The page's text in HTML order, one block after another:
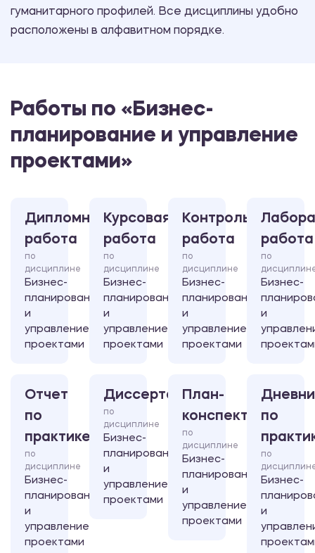
гуманитарного профилей. Все дисциплины удобно
расположены в алфавитном порядке.
Работы по «Бизнес-
планирование и управление
проектами»
Дипломная
работа
по
дисциплине
Бизнес-
планирование
и
управление
проектами
Курсовая
работа
по
дисциплине
Бизнес-
планирование
и
управление
проектами
Контрольная
работа
по
дисциплине
Бизнес-
планирование
и
управление
проектами
работа
по
Бизнес-
и
Отчет
по
практике
по
дисциплине
Бизнес-
планирование
и
управление
проектами
Диссертация
по
дисциплине
Бизнес-
планирование
и
управление
проектами
План-
конспект
по
дисциплине
Бизнес-
планирование
и
управление
проектами
по
по
Бизнес-
и